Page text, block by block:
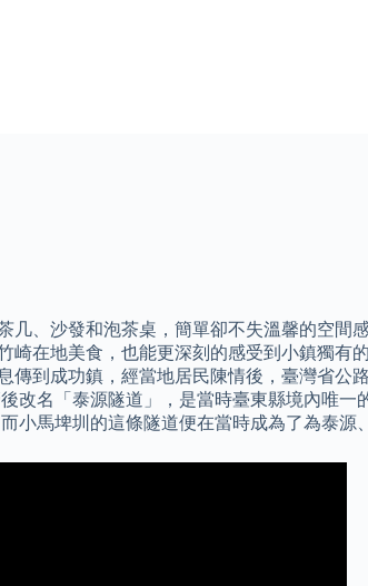
、沙發和泡茶桌，簡單卻不失溫馨的空間
在地美食，也能更深刻的感受到小鎮獨有
到成功鎮，經當地居民陳情後，臺灣省公
名「泰源隧道」，是當時臺東縣境內唯
馬埤圳的這條隧道便在當時成為了為泰源